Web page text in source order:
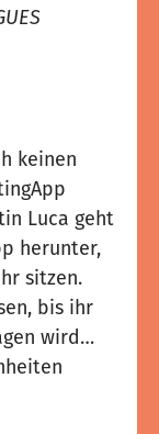
keinen
Luca geht
herunter,
sitzen.
bis ihr
wird…